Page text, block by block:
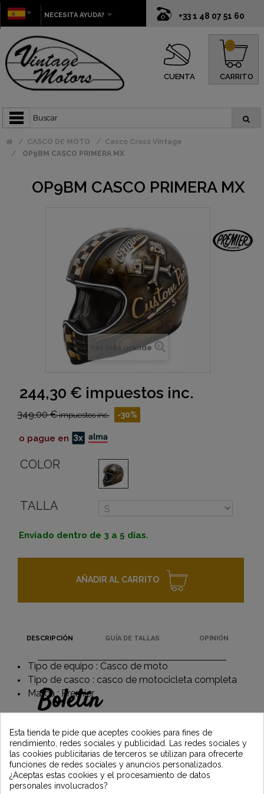
+33 1 48 07 51 60
NECESITA AYUDA?
CUENTA CARRITO
0
CASCO DE MOTO
Casco Cross Vintage
OP9BM CASCO PRIMERA MX
OP9BM CASCO PRIMERA MX
Ver más grande
244,30 € impuestos inc.
349,00 €impuestos inc. -30%
o pague en
COLOR
TALLA
Enviado dentro de 3 a 5 días.
AÑADIR AL CARRITO
DESCRIPCIÓN GUÍA DE TALLAS OPINIÓN
Tipo de equipo : Casco de moto
Tipo de casco : casco de motocicleta completa
Marca : Premier
Boletín
suscribiéndose y manténgase informado de
las últimas noticias de Vintage Motors
*Dès 99€ d'achat. En vous abonnant à notre newsletter, vous reconnaissez avoir pris
Esta tienda te pide que aceptes cookies para fines de
rendimiento, redes sociales y publicidad. Las redes sociales y
las cookies publicitarias de terceros se utilizan para ofrecerte
funciones de redes sociales y anuncios personalizados.
¿Aceptas estas cookies y el procesamiento de datos
personales involucrados?